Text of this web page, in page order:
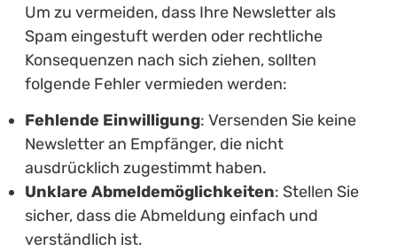
Um zu vermeiden, dass Ihre Newsletter als
Spam eingestuft werden oder rechtliche
Konsequenzen nach sich ziehen, sollten
folgende Fehler vermieden werden:
Fehlende Einwilligung: Versenden Sie keine
Newsletter an Empfänger, die nicht
ausdrücklich zugestimmt haben.
Unklare Abmeldemöglichkeiten: Stellen Sie
sicher, dass die Abmeldung einfach und
verständlich ist.